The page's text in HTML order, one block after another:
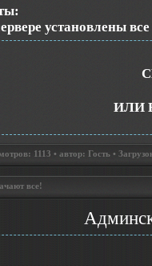
установлены
ИЛИ
1113 • автор: Гость •
все!